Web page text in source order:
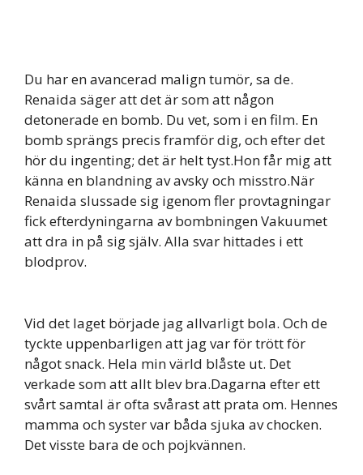
Du har en avancerad malign tumör, sa de.
Renaida säger att det är som att någon
detonerade en bomb. Du vet, som i en film. En
bomb sprängs precis framför dig, och efter det
hör du ingenting; det är helt tyst.Hon får mig att
känna en blandning av avsky och misstro.När
Renaida slussade sig igenom fler provtagningar
fick efterdyningarna av bombningen Vakuumet
att dra in på sig själv. Alla svar hittades i ett
blodprov.
Vid det laget började jag allvarligt bola. Och de
tyckte uppenbarligen att jag var för trött för
något snack. Hela min värld blåste ut. Det
verkade som att allt blev bra.Dagarna efter ett
svårt samtal är ofta svårast att prata om. Hennes
mamma och syster var båda sjuka av chocken.
Det visste bara de och pojkvännen.